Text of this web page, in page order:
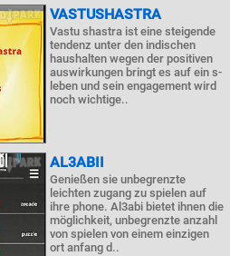
VASTUSHASTRA
Vastu shastra ist eine steigende
tendenz unter den indischen
haushalten wegen der positiven
auswirkungen bringt es auf ein s-
leben und sein engagement wird
noch wichtige..
AL3ABII
Genießen sie unbegrenzte
leichten zugang zu spielen auf
ihre phone. Al3abi bietet ihnen die
möglichkeit, unbegrenzte anzahl
von spielen von einem einzigen
ort anfang d..